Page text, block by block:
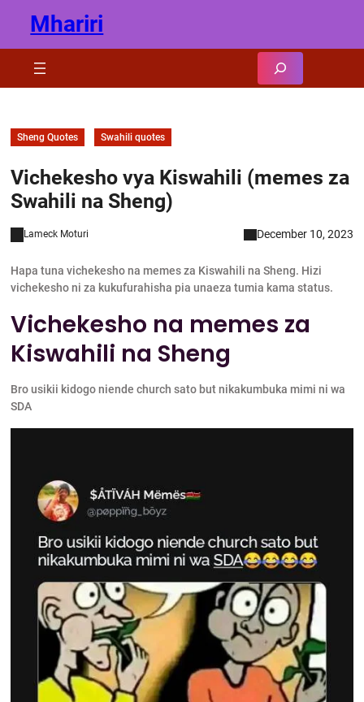
content
Mhariri
Sheng Quotes Swahili quotes
Vichekesho vya Kiswahili (memes za
Swahili na Sheng)
Lameck Moturi December 10, 2023
Hapa tuna vichekesho na memes za Kiswahili na Sheng. Hizi
vichekesho ni za kukufurahisha pia unaeza tumia kama status.
Vichekesho na memes za
Kiswahili na Sheng
Bro usikii kidogo niende church sato but nikakumbuka mimi ni wa
SDA